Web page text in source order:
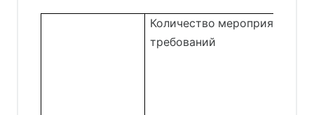
Количество мероприятий
требований